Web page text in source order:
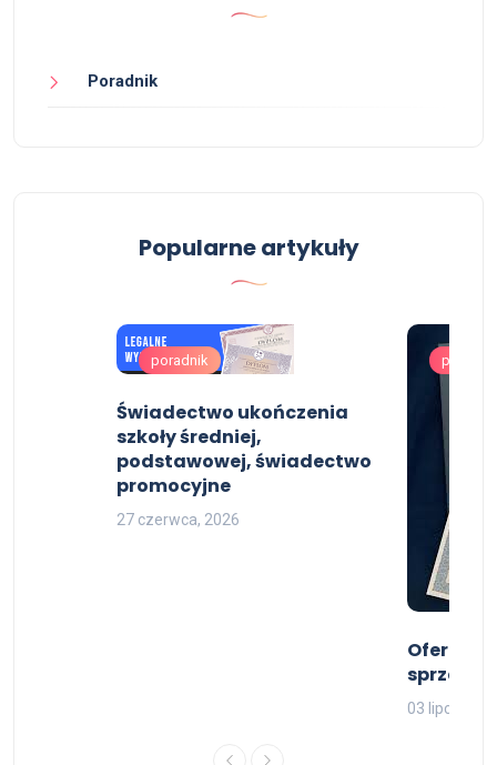
Poradnik
Popularne artykuły
poradnik
Świadectwo ukończenia
szkoły średniej,
podstawowej, świadectwo
promocyjne
27 czerwca, 2026
Oferuje
03 lipca,